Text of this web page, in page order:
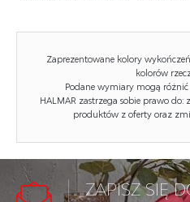
stelaż-120
Styl wykonania:
Łóżko rodzaj:
Zaprezentowane kolory
kolorów
Podane wymiary mogą różnić
HALMAR zastrzega sobie prawo
produktów z oferty oraz
ZAPISZ SIĘ